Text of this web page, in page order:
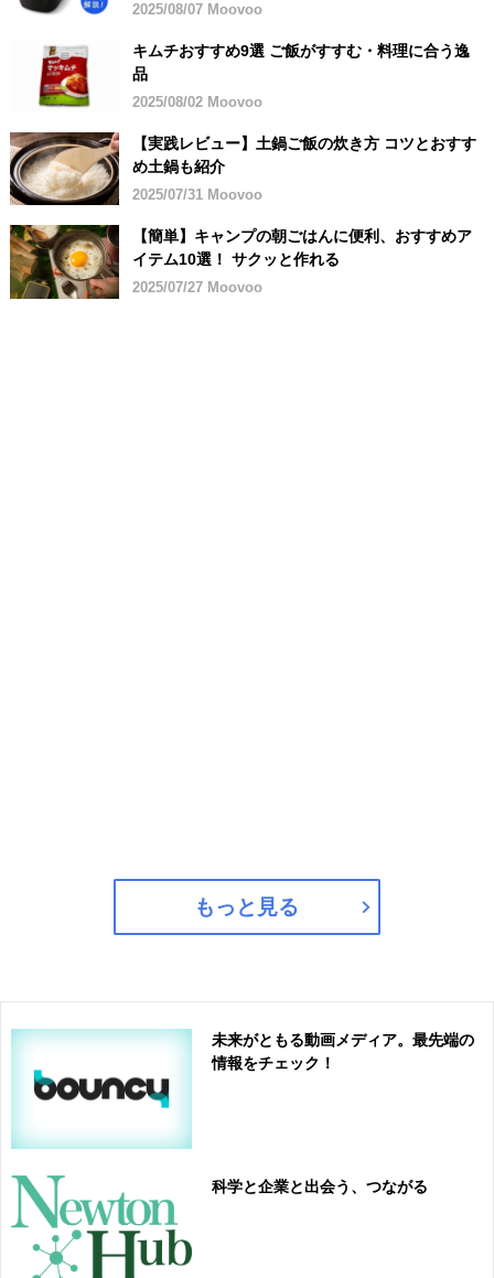
2025/08/07 Moovoo
キムチおすすめ9選 ご飯がすすむ・料理に合う逸
品
2025/08/02 Moovoo
【実践レビュー】土鍋ご飯の炊き方 コツとおすす
め土鍋も紹介
2025/07/31 Moovoo
【簡単】キャンプの朝ごはんに便利、おすすめア
イテム10選！ サクッと作れる
2025/07/27 Moovoo
もっと見る
未来がともる動画メディア。最先端の
情報をチェック！
科学と企業と出会う、つながる